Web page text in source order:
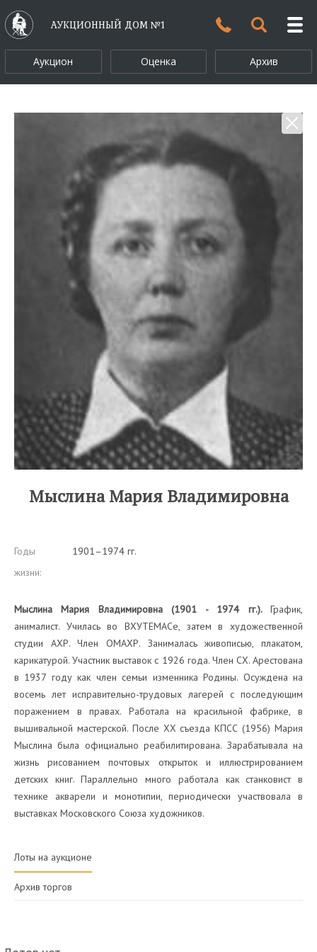
АУКЦИОННЫЙ ДОМ №1
Аукцион Оценка Архив
Мыслина Мария Владимировна
Годы
жизни:
1901–1974 гг.
Мыслина Мария Владимировна (1901 - 1974 гг.). График,
анималист. Училась во ВХУТЕМАСе, затем в художественной
студии АХР. Член ОМАХР. Занималась живописью, плакатом,
карикатурой. Участник выставок с 1926 года. Член СХ. Арестована
в 1937 году как член семьи изменника Родины. Осуждена на
восемь лет исправительно-трудовых лагерей с последующим
поражением в правах. Работала на красильной фабрике, в
вышивальной мастерской. После ХХ съезда КПСС (1956) Мария
Мыслина была официально реабилитирована. Зарабатывала на
жизнь рисованием почтовых открыток и иллюстрированием
детских книг. Параллельно много работала как станковист в
технике акварели и монотипии, периодически участвовала в
выставках Московского Союза художников.
Лоты на аукционе
Архив торгов